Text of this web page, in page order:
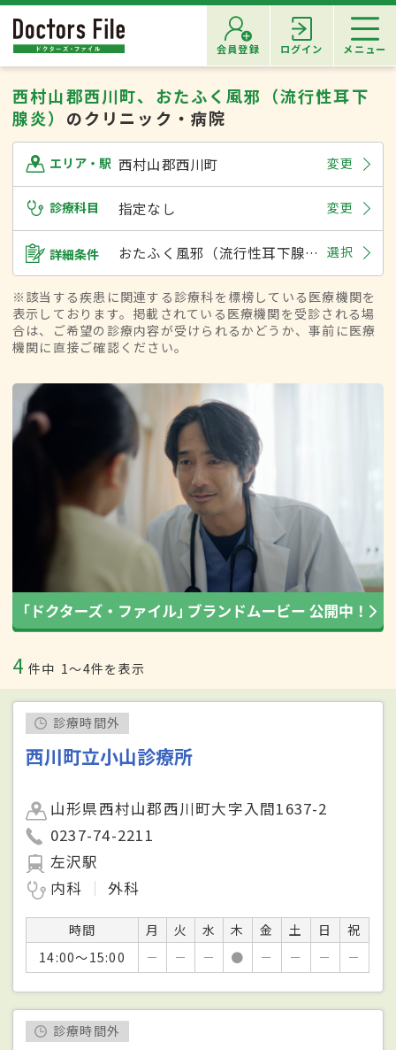
会員登録 ログイン メニュー
西村山郡西川町、おたふく風邪（流行性耳下
腺炎） のクリニック・病院
エリア・駅 西村山郡西川町 変更
診療科目 指定なし 変更
詳細条件 おたふく風邪（流行性耳下腺炎） 選択
※該当する疾患に関連する診療科を標榜している医療機関を
表示しております。掲載されている医療機関を受診される場
合は、ご希望の診療内容が受けられるかどうか、事前に医療
機関に直接ご確認ください。
4 件中 1〜4件を表示
診療時間外
西川町立小山診療所
山形県西村山郡西川町大字入間1637-2
0237-74-2211
左沢駅
内科
外科
時間 月 火 水 木 金 土 日
祝
14:00～15:00
－ － － ● － － － －
診療時間外